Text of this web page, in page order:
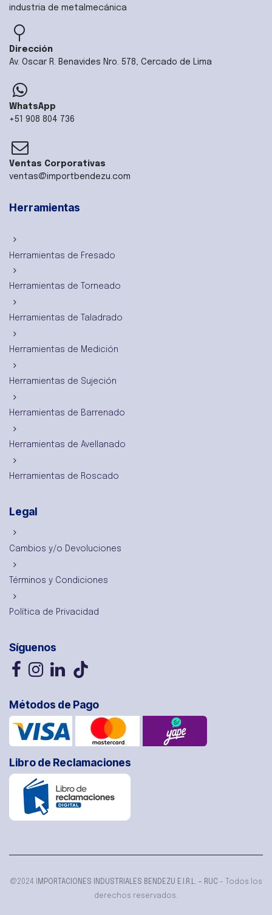
industria de metalmecánica
Dirección
Av. Oscar R. Benavides Nro. 578, Cercado de Lima
WhatsApp
+51 908 804 736
Ventas Corporativas
ventas@importbendezu.com
Herramientas
Herramientas de Fresado
Herramientas de Torneado
Herramientas de Taladrado
Herramientas de Medición
Herramientas de Sujeción
Herramientas de Barrenado
Herramientas de Avellanado
Herramientas de Roscado
Legal
Cambios y/o Devoluciones
Términos y Condiciones
Política de Privacidad
Síguenos
Métodos de Pago
Libro de Reclamaciones
@2024 I MPORTACIONES INDUSTRIALES BENDEZU E.I.R.L. - RUC - Todos los
derechos reservados.